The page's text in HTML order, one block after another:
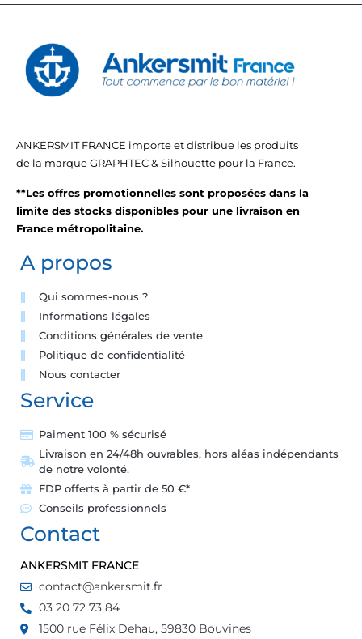
ANKERSMIT FRANCE importe et distribue les produits
de la marque GRAPHTEC & Silhouette pour la France.
**Les offres promotionnelles sont proposées dans la
limite des stocks disponibles pour une livraison en
France métropolitaine.
A propos
Qui sommes-nous ?
Informations légales
Conditions générales de vente
Politique de confidentialité
Nous contacter
Service
Paiment 100 % sécurisé
Livraison en 24/48h ouvrables, hors aléas indépendants
de notre volonté.
FDP offerts à partir de 50 €*
Conseils professionnels
Contact
ANKERSMIT FRANCE
contact@ankersmit.fr
03 20 72 73 84
1500 rue Félix Dehau, 59830 Bouvines